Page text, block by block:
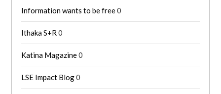
Information wants to be free0
Ithaka S+R 0
Katina Magazine0
LSE Impact Blog0